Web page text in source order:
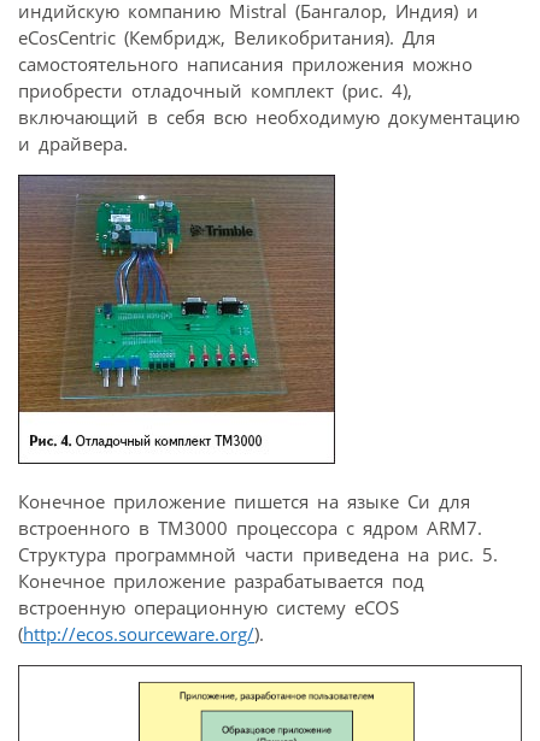
индийскую компанию Mistral (Бангалор, Индия) и
eCosCentric (Кембридж, Великобритания). Для
самостоятельного написания приложения можно
приобрести отладочный комплект (рис. 4),
включающий в себя всю необходимую документацию
и драйвера.
Конечное приложение пишется на языке Си для
встроенного в TM3000 процессора с ядром ARM7.
Структура программной части приведена на рис. 5.
Конечное приложение разрабатывается под
встроенную операционную систему eCOS
(http://ecos.sourceware.org/).